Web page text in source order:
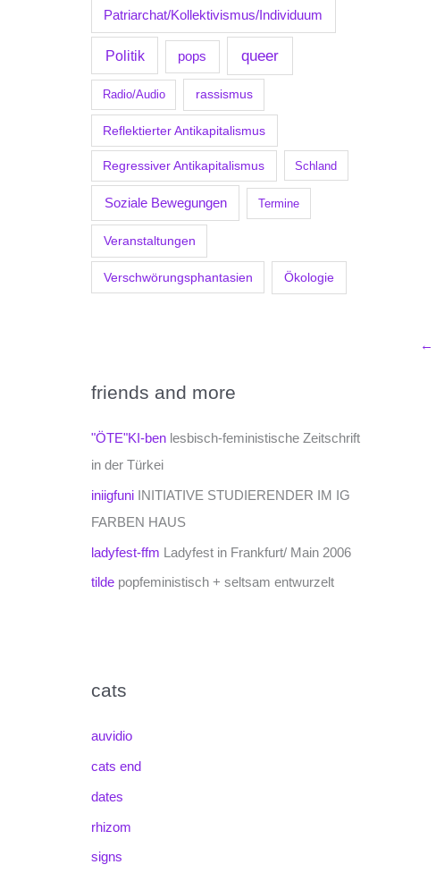
Patriarchat/Kollektivismus/Individuum
Politik pops queer
Radio/Audio rassismus
Reflektierter Antikapitalismus
Regressiver Antikapitalismus Schland
Soziale Bewegungen Termine
Veranstaltungen
Verschwörungsphantasien Ökologie
friends and more
"ÖTE"KI-ben lesbisch-feministische Zeitschrift
in der Türkei
iniigfuni INITIATIVE STUDIERENDER IM IG
FARBEN HAUS
ladyfest-ffm Ladyfest in Frankfurt/ Main 2006
tilde popfeministisch + seltsam entwurzelt
cats
auvidio
cats end
dates
rhizom
signs
←